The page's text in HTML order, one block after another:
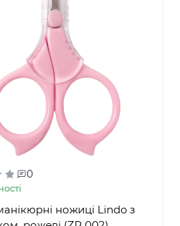
0
ножиці Lindo з